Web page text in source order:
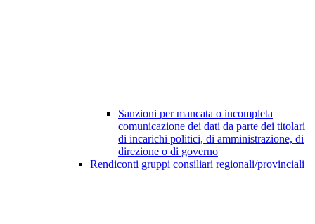
Sanzioni per mancata o incompleta
comunicazione dei dati da parte dei titolari
di incarichi politici, di amministrazione, di
direzione o di governo
Rendiconti gruppi consiliari regionali/provinciali